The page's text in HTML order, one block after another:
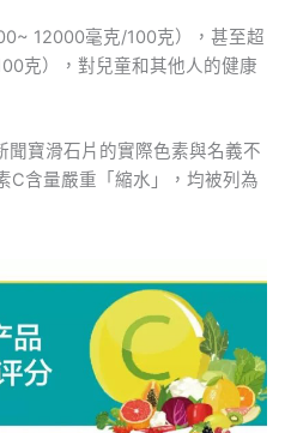
12000毫克/100克），甚至超
克），對兒童和其他人的健康
聞寶滑石片的實際色素與名義不
C含量嚴重「縮水」，均被列為